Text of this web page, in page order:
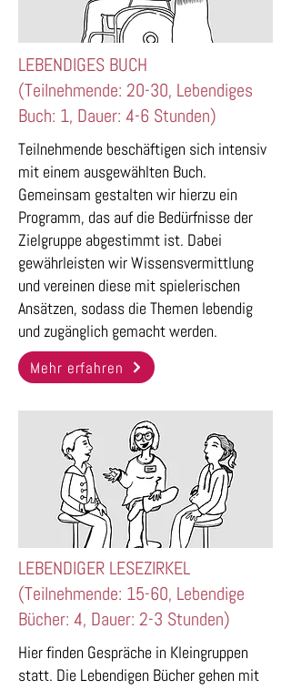
LEBENDIGES BUCH
(Teilnehmende: 20-30, Lebendiges
Buch: 1, Dauer: 4-6 Stunden)
Teilnehmende beschäftigen sich intensiv
mit einem ausgewählten Buch.
Gemeinsam gestalten wir hierzu ein
Programm, das auf die Bedürfnisse der
Zielgruppe abgestimmt ist. Dabei
gewährleisten wir Wissensvermittlung
und vereinen diese mit spielerischen
Ansätzen, sodass die Themen lebendig
und zugänglich gemacht werden.
Mehr erfahren
LEBENDIGER LESEZIRKEL
(Teilnehmende: 15-60, Lebendige
Bücher: 4, Dauer: 2-3 Stunden)
Hier finden Gespräche in Kleingruppen
statt. Die Lebendigen Bücher gehen mit